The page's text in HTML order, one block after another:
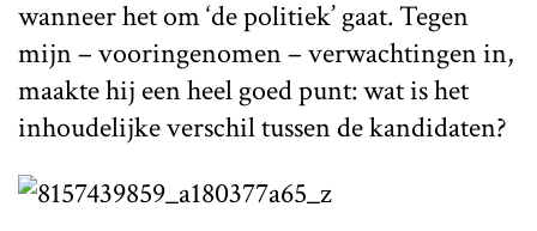
wanneer het om ‘de politiek’ gaat. Tegen
mijn – vooringenomen – verwachtingen in,
maakte hij een heel goed punt: wat is het
inhoudelijke verschil tussen de kandidaten?